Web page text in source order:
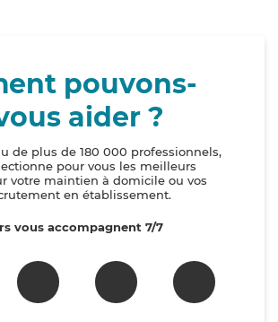
pouvons-
aider ?
de plus de 180 000 professionnels,
pour vous les meilleurs
votre maintien à domicile ou vos
en établissement.
vous accompagnent 7/7